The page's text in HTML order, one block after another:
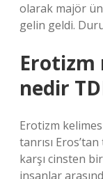
olarak majör
gelin geldi.
Erotizm
nedir
Erotizm
tanrısı
karşı cinsten
insanlar